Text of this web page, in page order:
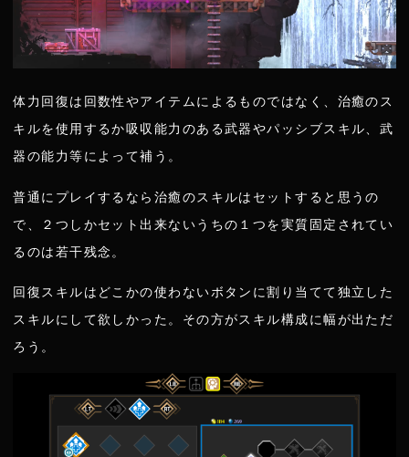
体力回復は回数性やアイテムによるものではなく、治癒のス
キルを使用するか吸収能力のある武器やパッシブスキル、武
器の能力等によって補う。
普通にプレイするなら治癒のスキルはセットすると思うの
で、２つしかセット出来ないうちの１つを実質固定されてい
るのは若干残念。
回復スキルはどこかの使わないボタンに割り当てて独立した
スキルにして欲しかった。その方がスキル構成に幅が出ただ
ろう。